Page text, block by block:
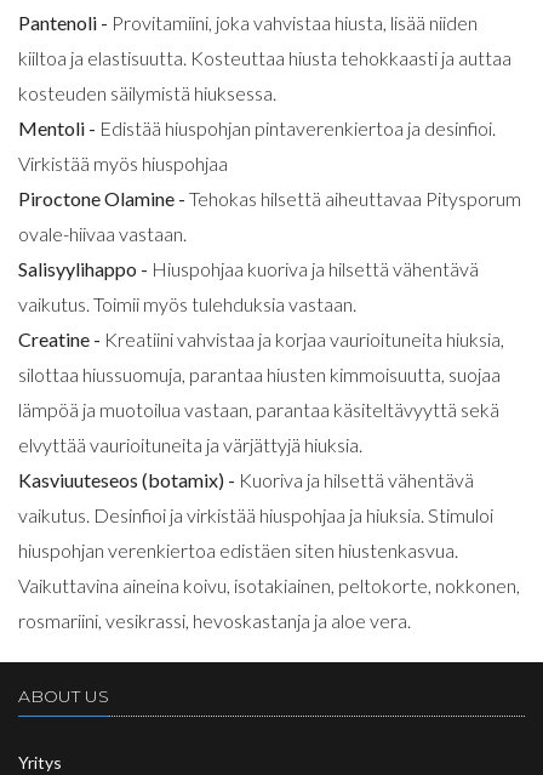
Pantenoli - Provitamiini, joka vahvistaa hiusta, lisää niiden
kiiltoa ja elastisuutta. Kosteuttaa hiusta tehokkaasti ja auttaa
kosteuden säilymistä hiuksessa.
Mentoli - Edistää hiuspohjan pintaverenkiertoa ja desinfioi.
Virkistää myös hiuspohjaa
Piroctone Olamine - Tehokas hilsettä aiheuttavaa Pitysporum
ovale-hiivaa vastaan.
Salisyylihappo - Hiuspohjaa kuoriva ja hilsettä vähentävä
vaikutus. Toimii myös tulehduksia vastaan.
Creatine - Kreatiini vahvistaa ja korjaa vaurioituneita hiuksia,
silottaa hiussuomuja, parantaa hiusten kimmoisuutta, suojaa
lämpöä ja muotoilua vastaan, parantaa käsiteltävyyttä sekä
elvyttää vaurioituneita ja värjättyjä hiuksia.
Kasviuuteseos (botamix) - Kuoriva ja hilsettä vähentävä
vaikutus. Desinfioi ja virkistää hiuspohjaa ja hiuksia. Stimuloi
hiuspohjan verenkiertoa edistäen siten hiustenkasvua.
Vaikuttavina aineina koivu, isotakiainen, peltokorte, nokkonen,
rosmariini, vesikrassi, hevoskastanja ja aloe vera.
ABOUT US
Yritys